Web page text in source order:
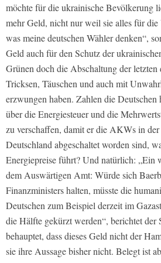
möchte für die ukrainische Bevölkerung
mehr Geld, nicht nur weil sie alles für
was meine deutschen Wähler denken“,
Geld auch für den Schutz der
Grünen doch die Abschaltung der
Tricksen, Täuschen und auch mit
erzwungen haben. Zahlen die Deutschen
über die Energiesteuer und die
zu verschaffen, damit er die AKWs in
Deutschland abgeschaltet worden sind,
Energiepreise führt? Und natürlich: „Ein
dem Auswärtigen Amt: Würde sich
Finanzministers halten, müsste die
Deutschen zum Beispiel derzeit im
die Hälfte gekürzt werden“, berichtet
behauptet, dass dieses Geld nicht der
sie ihre Aussage bisher nicht. Belegt ist